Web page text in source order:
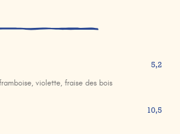
violette, fraise des bois
5,2
10,5